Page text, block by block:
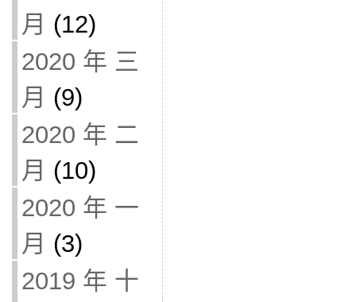
月 (12)
2020 年 三
月 (9)
2020 年 二
月 (10)
2020 年 一
月 (3)
2019 年 十